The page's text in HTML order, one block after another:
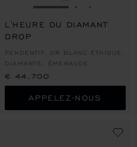
ALLER À LAALLER À LA
ALLER À
L'HEURE DU DIAMANT
DROP
PENDENTIF, OR BLANC ÉTHIQUE,
DIAMANTS, ÉMERAUDE
€ 44,700
APPELEZ-NOUS